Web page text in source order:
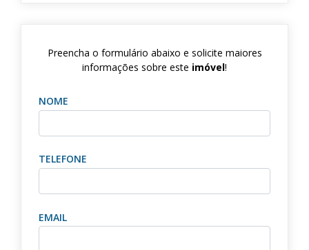
Preencha o formulário abaixo e solicite maiores
informações sobre este imóvel!
NOME
TELEFONE
EMAIL